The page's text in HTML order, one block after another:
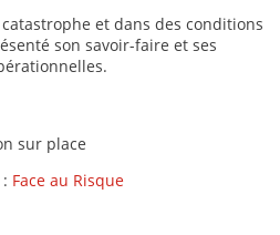
et dans des conditions
son savoir-faire et ses
sur place
: Face au Risque